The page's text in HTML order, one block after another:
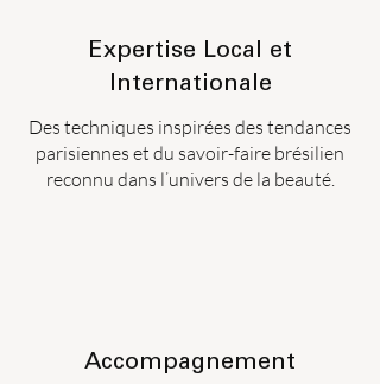
Expertise Local et
Internationale
Des techniques inspirées des tendances
parisiennes et du savoir-faire brésilien
reconnu dans l’univers de la beauté.
Accompagnement